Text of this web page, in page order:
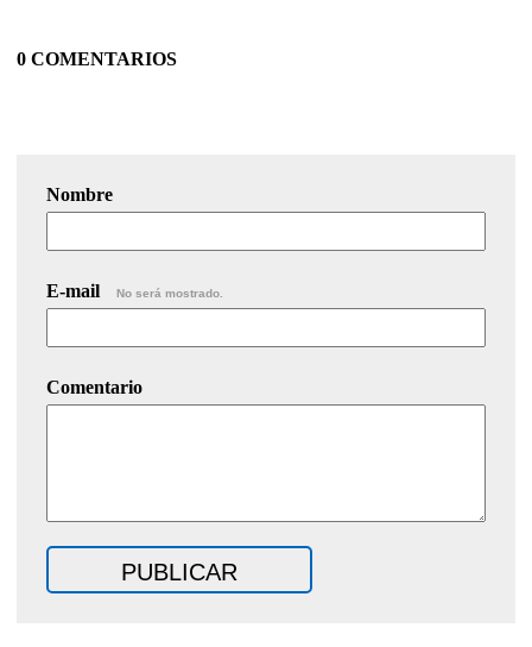
0 COMENTARIOS
Nombre
E-mail No será mostrado.
Comentario